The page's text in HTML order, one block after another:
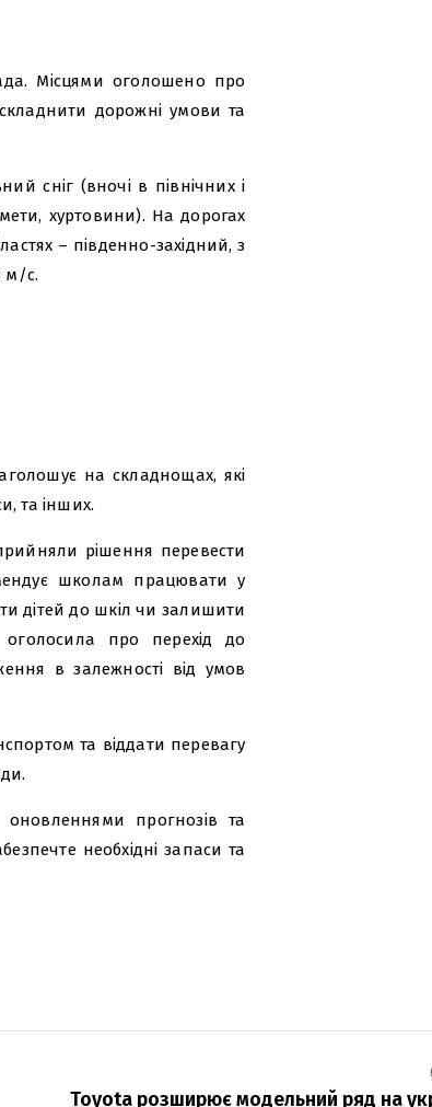
Місцями оголошено про
дорожні умови та
сніг (вночі в північних і
хуртовини). На дорогах
– південно-західний, з
м/с.
на складнощах, які
та інших.
рішення перевести
школам працювати у
дітей до шкіл чи залишити
про перехід до
в залежності від умов
та віддати перевагу
прогнозів та
необхідні запаси та
Toyota розширює модельний ряд на